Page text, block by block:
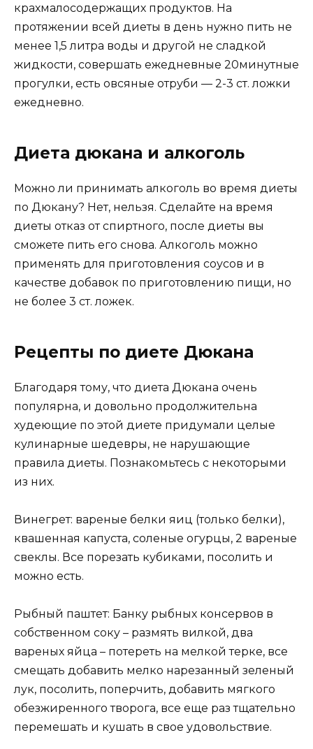
крахмалосодержащих продуктов. На
протяжении всей диеты в день нужно пить не
менее 1,5 литра воды и другой не сладкой
жидкости, совершать ежедневные 20минутные
прогулки, есть овсяные отруби — 2-3 ст. ложки
ежедневно.
Диета дюкана и алкоголь
Можно ли принимать алкоголь во время диеты
по Дюкану? Нет, нельзя. Сделайте на время
диеты отказ от спиртного, после диеты вы
сможете пить его снова. Алкоголь можно
применять для приготовления соусов и в
качестве добавок по приготовлению пищи, но
не более 3 ст. ложек.
Рецепты по диете Дюкана
Благодаря тому, что диета Дюкана очень
популярна, и довольно продолжительна
худеющие по этой диете придумали целые
кулинарные шедевры, не нарушающие
правила диеты. Познакомьтесь с некоторыми
из них.
Винегрет: вареные белки яиц (только белки),
квашенная капуста, соленые огурцы, 2 вареные
свеклы. Все порезать кубиками, посолить и
можно есть.
Рыбный паштет: Банку рыбных консервов в
собственном соку – размять вилкой, два
вареных яйца – потереть на мелкой терке, все
смещать добавить мелко нарезанный зеленый
лук, посолить, поперчить, добавить мягкого
обезжиренного творога, все еще раз тщательно
перемешать и кушать в свое удовольствие.